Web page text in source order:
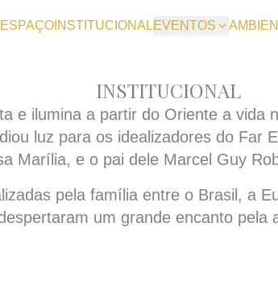
ESPAÇO INSTITUCIONALEVENTOS
INSTITUCIONAL
e ilumina a partir do Oriente a vida
luz para os idealizadores do Far
Marília, e o pai dele Marcel Guy
pela família entre o Brasil, a
um grande encanto pela